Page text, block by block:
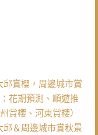
邱賞櫻，周邊城市賞
花期預測、順遊推
賞櫻、河東賞櫻）
邱＆周邊城市賞秋景